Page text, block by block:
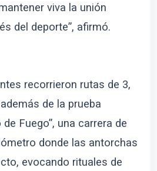
viva la unión
del deporte”, afirmó.
recorrieron rutas de 3,
de la prueba
Fuego”, una carrera de
donde las antorchas
evocando rituales de